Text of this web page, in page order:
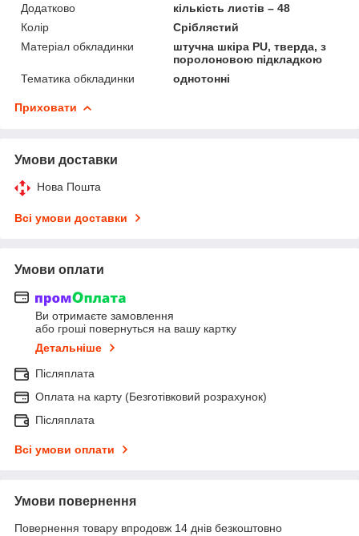
Додатково
кількість листів – 48
Колір
Сріблястий
Матеріал обкладинки
штучна шкіра PU, тверда, з
поролоновою підкладкою
Тематика обкладинки
однотонні
Приховати
Умови доставки
Нова Пошта
Всі умови доставки
Умови оплати
Ви отримаєте замовлення
або гроші повернуться на вашу картку
Детальніше
Післяплата
Оплата на карту (Безготівковий розрахунок)
Післяплата
Всі умови оплати
Умови повернення
Повернення товару впродовж 14 днів безкоштовно